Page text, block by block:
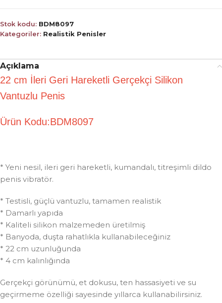
Stok kodu: BDM8097
Kategoriler: Realistik Penisler
Açıklama
22 cm İleri Geri Hareketli Gerçekçi Silikon
Vantuzlu Penis
Ürün Kodu:BDM8097
* Yeni nesil, ileri geri hareketli, kumandalı, titreşimli dildo
penis vibratör.
* Testisli, güçlü vantuzlu, tamamen realistik
* Damarlı yapıda
* Kaliteli silikon malzemeden üretilmiş
* Banyoda, duşta rahatlıkla kullanabileceğiniz
* 22 cm uzunluğunda
* 4 cm kalınlığında
Gerçekçi görünümü, et dokusu, ten hassasiyeti ve su
geçirmeme özelliği sayesinde yıllarca kullanabilirsiniz.